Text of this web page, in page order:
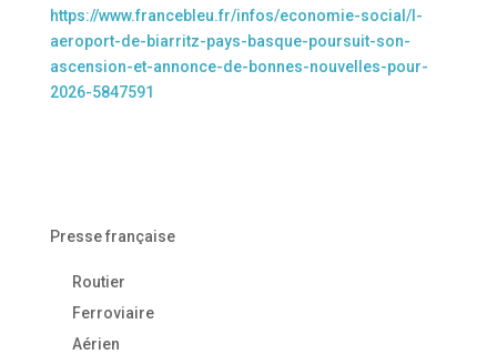
https://www.francebleu.fr/infos/economie-social/l-
aeroport-de-biarritz-pays-basque-poursuit-son-
ascension-et-annonce-de-bonnes-nouvelles-pour-
2026-5847591
Presse française
Routier
Ferroviaire
Aérien